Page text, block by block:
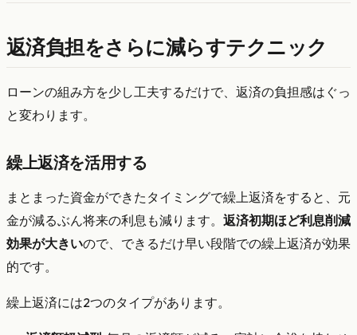
返済負担をさらに減らすテクニック
ローンの組み方を少し工夫するだけで、返済の負担感はぐっ
と変わります。
繰上返済を活用する
まとまった資金ができたタイミングで繰上返済をすると、元
金が減るぶん将来の利息も減ります。 返済初期ほど利息削減
効果が大きいので、できるだけ早い段階での繰上返済が効果
的です。
繰上返済には2つのタイプがあります。